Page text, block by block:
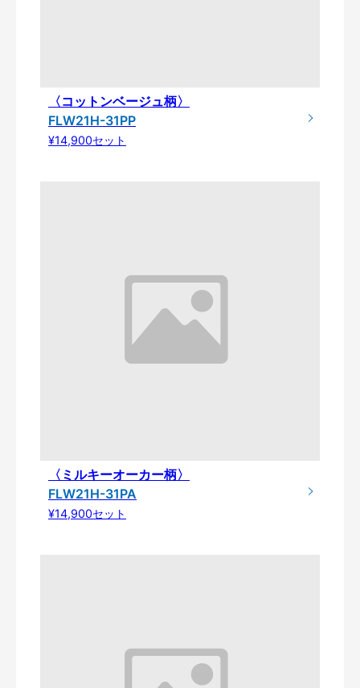
〈コットンベージュ柄〉
FLW21H-31PP
¥14,900セット
〈ミルキーオーカー柄〉
FLW21H-31PA
¥14,900セット